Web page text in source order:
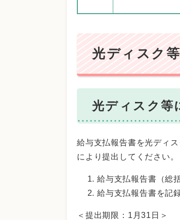
光ディスク
光ディスク等
給与支払報告書を光ディ
により提出してください。
給与支払報告書（総
給与支払報告書を記
＜提出期限：1月31日＞